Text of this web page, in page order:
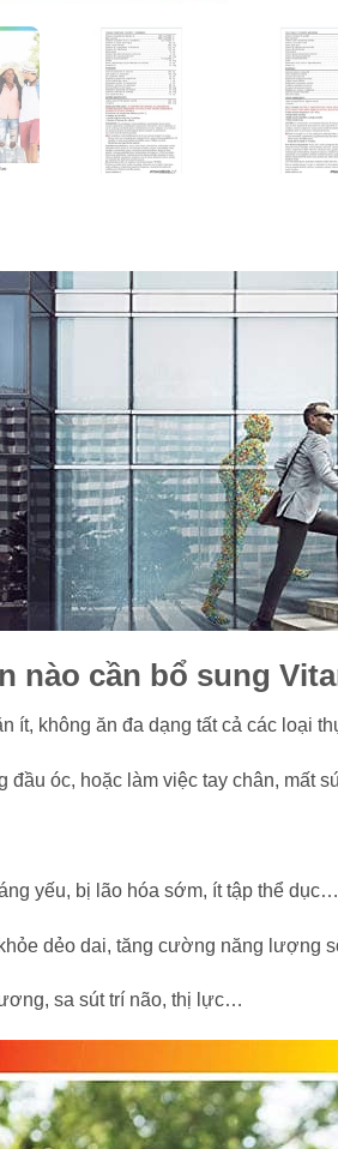
cần bổ sung
ít, không ăn đa dạng tất cả các loại
óc, hoặc làm việc tay chân, mất
yếu, bị lão hóa sớm, ít tập thể dục…
dẻo dai, tăng cường năng lượng
sa sút trí não, thị lực…